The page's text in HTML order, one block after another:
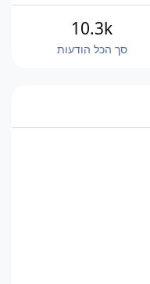
סך הכל הודעות
10.3k